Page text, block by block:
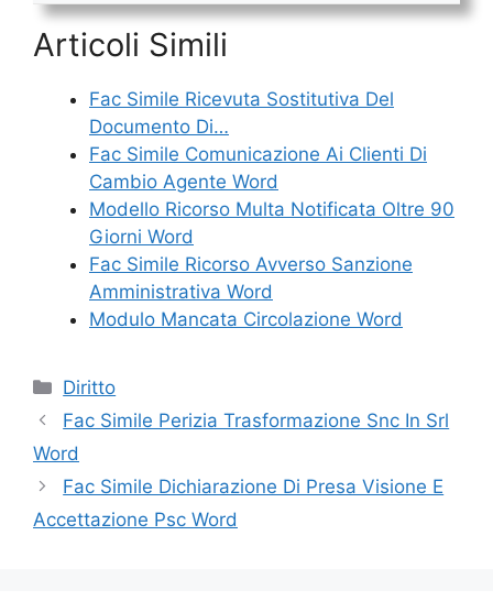
Articoli Simili
Fac Simile Ricevuta Sostitutiva Del
Documento Di…
Fac Simile Comunicazione Ai Clienti Di
Cambio Agente Word
Modello Ricorso Multa Notificata Oltre 90
Giorni Word
Fac Simile Ricorso Avverso Sanzione
Amministrativa Word
Modulo Mancata Circolazione Word
Categorie
Diritto
Fac Simile Perizia Trasformazione Snc In Srl
Word
Fac Simile Dichiarazione Di Presa Visione E
Accettazione Psc Word